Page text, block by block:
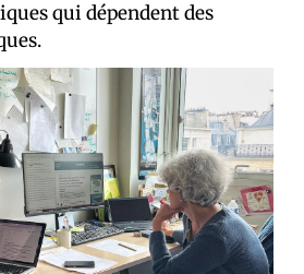
qui dépendent des